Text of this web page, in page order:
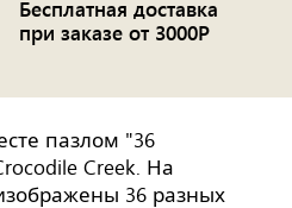
Бесплатная доставка
при заказе от 3000Р
пазлом "36
Creek. На
36 разных